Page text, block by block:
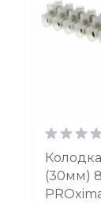
(30мм)